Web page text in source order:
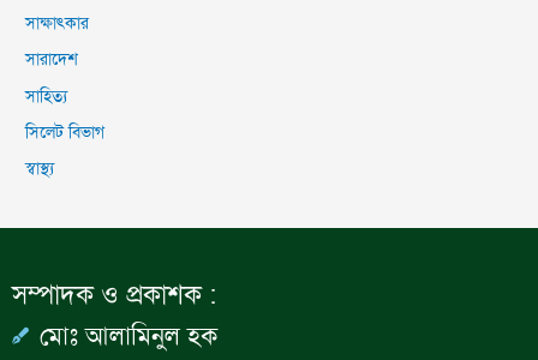
সাক্ষাৎকার
সারাদেশ
সাহিত্য
সিলেট বিভাগ
স্বাস্থ্য
সম্পাদক ও প্রকাশক :
মোঃ আলামিনুল হক